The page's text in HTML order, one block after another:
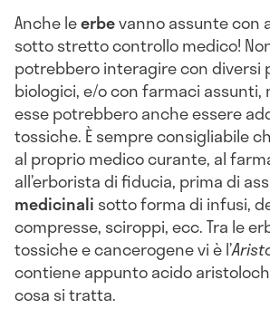
Anche leerbevanno assunte con
sotto stretto controllo medico!
potrebbero interagire con diversi
biologici, e/o con farmaci assunti,
esse potrebbero anche essere
tossiche. È sempre consigliabile
al proprio medico curante, al
all’erborista di fiducia, prima di
medicinali sotto forma di infusi,
compresse, sciroppi, ecc. Tra le
tossiche e cancerogene vi è l’
contiene appunto acido
cosa si tratta.